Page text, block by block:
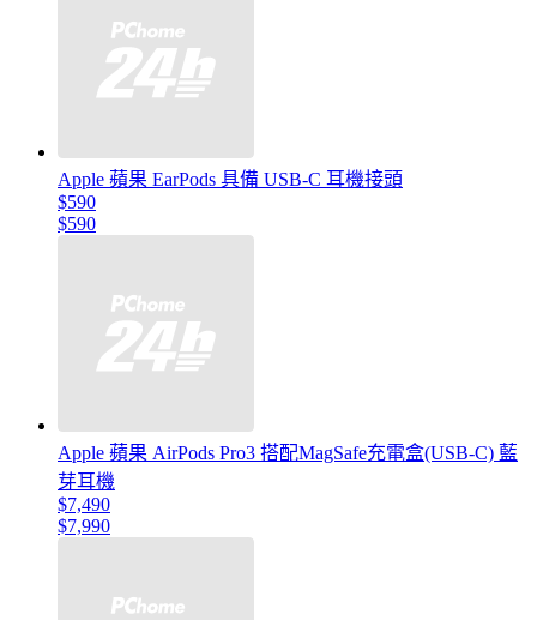
Apple 蘋果 EarPods 具備 USB-C 耳機接頭
$590
$590
Apple 蘋果 AirPods Pro3 搭配MagSafe充電盒(USB-C) 藍
芽耳機
$7,490
$7,990